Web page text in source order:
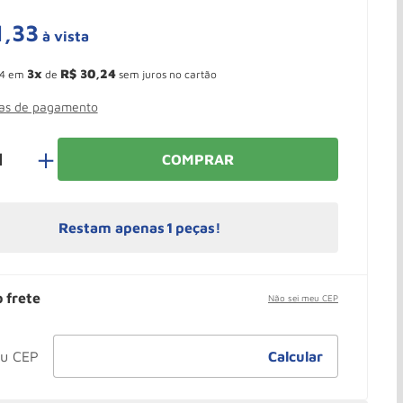
,33 à vista
em 3 de R$ 30,24sem juros no cartão
de pagamento
＋ COMPRAR
Restam apenas 1 peças!
frete Não sei meu CEP